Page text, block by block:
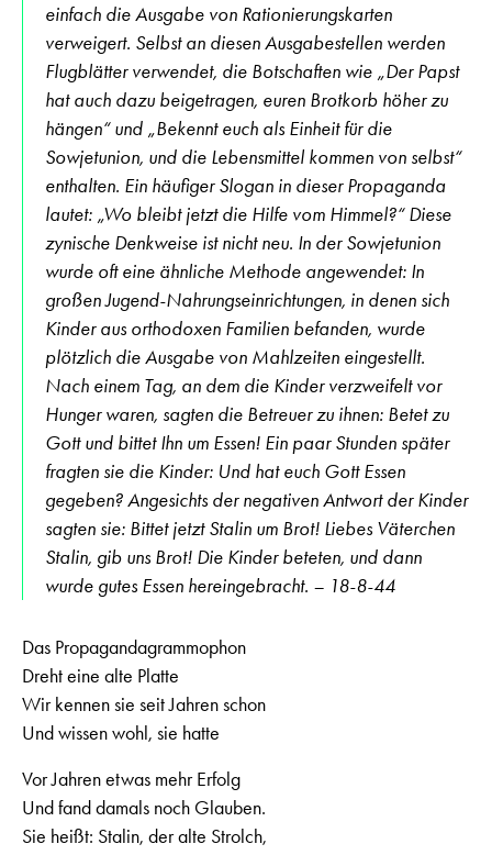
einfach die Ausgabe von Rationierungskarten
verweigert. Selbst an diesen Ausgabestellen werden
Flugblätter verwendet, die Botschaften wie „Der Papst
hat auch dazu beigetragen, euren Brotkorb höher zu
hängen“ und „Bekennt euch als Einheit für die
Sowjetunion, und die Lebensmittel kommen von selbst“
enthalten. Ein häufiger Slogan in dieser Propaganda
lautet: „Wo bleibt jetzt die Hilfe vom Himmel?“ Diese
zynische Denkweise ist nicht neu. In der Sowjetunion
wurde oft eine ähnliche Methode angewendet: In
großen Jugend-Nahrungseinrichtungen, in denen sich
Kinder aus orthodoxen Familien befanden, wurde
plötzlich die Ausgabe von Mahlzeiten eingestellt.
Nach einem Tag, an dem die Kinder verzweifelt vor
Hunger waren, sagten die Betreuer zu ihnen: Betet zu
Gott und bittet Ihn um Essen! Ein paar Stunden später
fragten sie die Kinder: Und hat euch Gott Essen
gegeben? Angesichts der negativen Antwort der Kinder
sagten sie: Bittet jetzt Stalin um Brot! Liebes Väterchen
Stalin, gib uns Brot! Die Kinder beteten, und dann
wurde gutes Essen hereingebracht. – 18-8-44
Das Propagandagrammophon
Dreht eine alte Platte
Wir kennen sie seit Jahren schon
Und wissen wohl, sie hatte
Vor Jahren etwas mehr Erfolg
Und fand damals noch Glauben.
Sie heißt: Stalin, der alte Strolch,